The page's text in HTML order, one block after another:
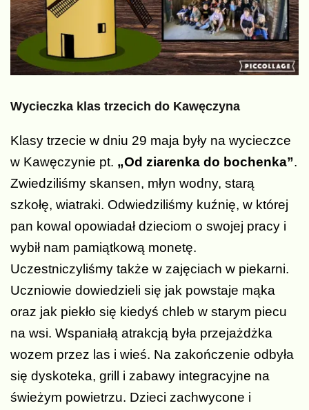
Wycieczka klas trzecich do Kawęczyna
Klasy trzecie w dniu 29 maja były na wycieczce
w Kawęczynie pt. „Od ziarenka do bochenka”.
Zwiedziliśmy skansen, młyn wodny, starą
szkołę, wiatraki. Odwiedziliśmy kuźnię, w której
pan kowal opowiadał dzieciom o swojej pracy i
wybił nam pamiątkową monetę.
Uczestniczyliśmy także w zajęciach w piekarni.
Uczniowie dowiedzieli się jak powstaje mąka
oraz jak piekło się kiedyś chleb w starym piecu
na wsi. Wspaniałą atrakcją była przejażdżka
wozem przez las i wieś. Na zakończenie odbyła
się dyskoteka, grill i zabawy integracyjne na
świeżym powietrzu. Dzieci zachwycone i